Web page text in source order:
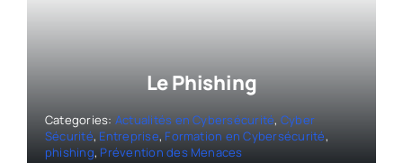
Le Phishing
Categories: Actualités en Cybersécurité, Cyber
Sécurité, Entreprise, Formation en Cybersécurité,
phishing, Prévention des Menaces